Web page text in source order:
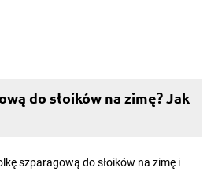
do słoików na zimę? Jak
szparagową do słoików na zimę i